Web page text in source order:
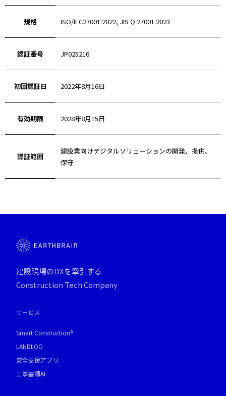
規格 ISO/IEC27001:2022, JIS Q 27001:2023
認証番号 JP025216
初回認証日 2022年8月16日
有効期限 2028年8月15日
認証範囲
建設業向けデジタルソリューションの開発、提供、
保守
建設現場のDXを牽引する
Construction Tech Company
サービス
Smart Construction®
LANDLOG
安全支援アプリ
工事書類AI